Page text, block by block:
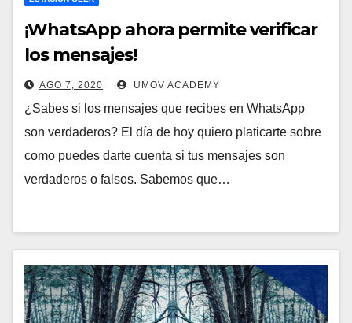
¡WhatsApp ahora permite verificar
los mensajes!
AGO 7, 2020 UMOV ACADEMY
¿Sabes si los mensajes que recibes en WhatsApp
son verdaderos? El día de hoy quiero platicarte sobre
como puedes darte cuenta si tus mensajes son
verdaderos o falsos. Sabemos que…